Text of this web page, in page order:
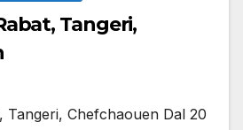
Tangeri,
Tangeri, Chefchaouen Dal 20